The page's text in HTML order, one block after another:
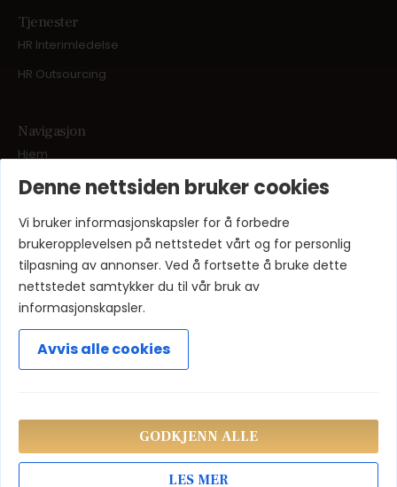
Tjenester
HR Interimledelse
HR Outsourcing
Navigasjon
Hjem
Tjenester
Om oss
Aktuelt
Kontakt oss
© 2026 HR & Business AS
Denne nettsiden bruker cookies
Vi bruker informasjonskapsler for å forbedre
brukeropplevelsen på nettstedet vårt og for personlig
tilpasning av annonser. Ved å fortsette å bruke dette
nettstedet samtykker du til vår bruk av
informasjonskapsler.
Avvis alle cookies
LES MER
GODKJENN ALLE